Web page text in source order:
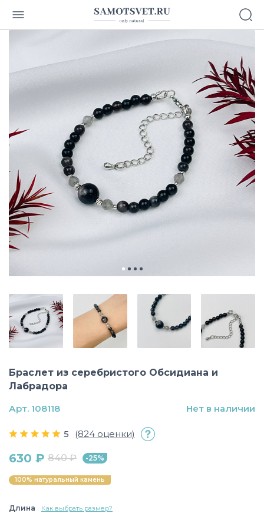
Браслет из серебристого Обсидиана и
Лабрадора
5 (824 оценки)
630 ₽ 840 ₽ -25%
100% натуральный камень
Длина Как выбрать размер?
Арт. 108118 Нет в наличии